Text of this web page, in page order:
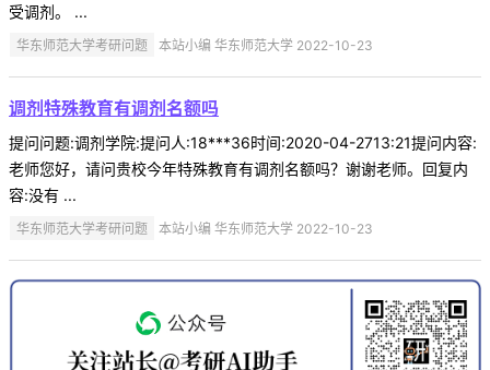
受调剂。 ...
华东师范大学考研问题 本站小编 华东师范大学 2022-10-23
调剂特殊教育有调剂名额吗
提问问题:调剂学院:提问人:18***36时间:2020-04-2713:21提问内容:
老师您好，请问贵校今年特殊教育有调剂名额吗？谢谢老师。回复内
容:没有 ...
华东师范大学考研问题 本站小编 华东师范大学 2022-10-23